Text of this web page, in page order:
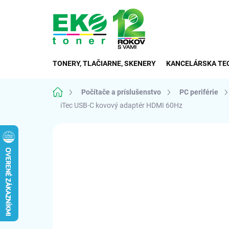
TONERY, TLAČIARNE, SKENERY KANCELÁRSKA
DomovPočítače a príslušenstvo PC periférie
iTec USB-C kovový adaptér HDMI 60Hz